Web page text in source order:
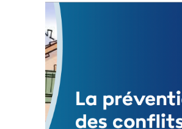
Statut de l’élu local
3 avril 2024
Mise à jour avril 2024
FEUILLETER